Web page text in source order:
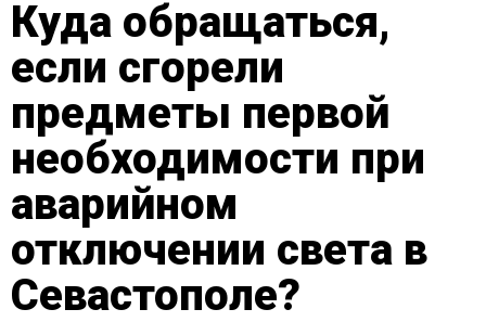
Куда обращаться,
если сгорели
предметы первой
необходимости при
аварийном
отключении света в
Севастополе?